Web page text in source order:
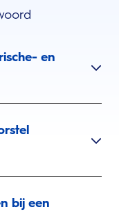
en
bij een